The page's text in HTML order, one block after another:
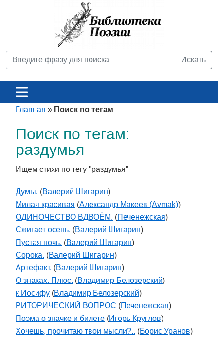
Искать
Главная » Поиск по тегам
Поиск по тегам:
раздумья
Ищем стихи по тегу "раздумья"
Думы. (Валерий Шигарин)
Милая красивая (Александр Макеев (Avmak))
ОДИНОЧЕСТВО ВДВОЁМ. (Печенежская)
Сжигает осень. (Валерий Шигарин)
Пустая ночь. (Валерий Шигарин)
Сорока. (Валерий Шигарин)
Артефакт. (Валерий Шигарин)
О знаках. Плюс. (Владимир Белозерский)
к Иосифу (Владимир Белозерский)
РИТОРИЧЕСКИЙ ВОПРОС (Печенежская)
Поэма о значке и билете (Игорь Круглов)
Хочешь, прочитаю твои мысли?.. (Борис Уранов)